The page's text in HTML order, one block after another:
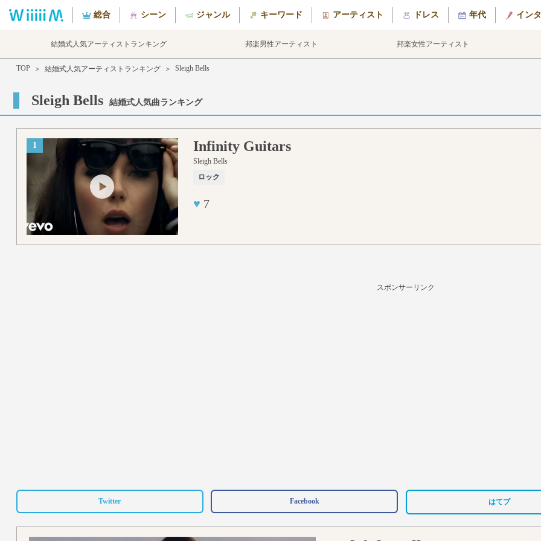
総合 シーン ジャンル キーワード アーティスト ドレス 年代 イン
結婚式人気アーティストランキング 邦楽男性アーティスト 邦楽女性アーティスト
TOP ＞ 結婚式人気アーティストランキング ＞ Sleigh Bells
Sleigh Bells 結婚式人気曲ランキング
1 Infinity Guitars
Sleigh Bells
ロック
♥ 7
スポンサーリンク
Twitter Facebook はてブ